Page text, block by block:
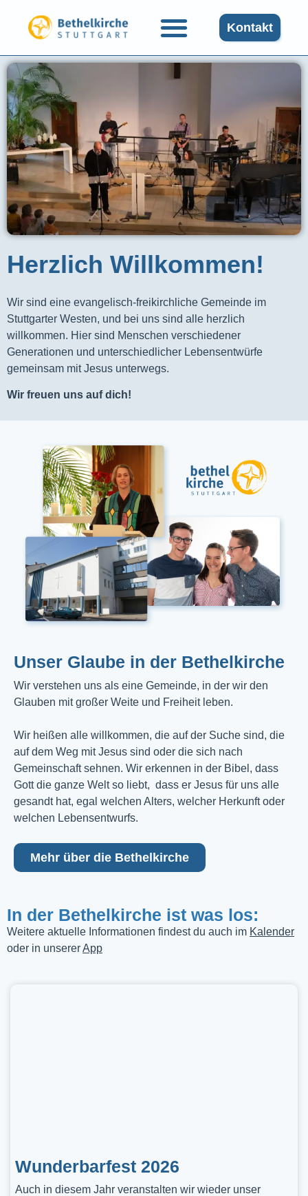
Kontakt
Herzlich Willkommen!
Wir sind eine evangelisch-freikirchliche Gemeinde im
Stuttgarter Westen, und bei uns sind alle herzlich
willkommen. Hier sind Menschen verschiedener
Generationen und unterschiedlicher Lebensentwürfe
gemeinsam mit Jesus unterwegs.
Wir freuen uns auf dich!
Unser Glaube in der Bethelkirche
Wir verstehen uns als eine Gemeinde, in der wir den
Glauben mit großer Weite und Freiheit leben.
Wir heißen alle willkommen, die auf der Suche sind, die
auf dem Weg mit Jesus sind oder die sich nach
Gemeinschaft sehnen. Wir erkennen in der Bibel, dass
Gott die ganze Welt so liebt, dass er Jesus für uns alle
gesandt hat, egal welchen Alters, welcher Herkunft oder
welchen Lebensentwurfs.
Mehr über die Bethelkirche
In der Bethelkirche ist was los:
Weitere aktuelle Informationen findest du auch im Kalender
oder in unsererApp
Wunderbarfest 2026
Auch in diesem Jahr veranstalten wir wieder unser